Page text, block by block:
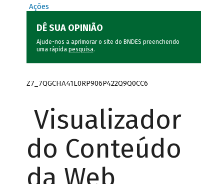
Ações
DÊ SUA OPINIÃO
Ajude-nos a aprimorar o site do BNDES preenchendo
uma rápida pesquisa.
Z7_7QGCHA41L0RP906P422Q9Q0CC6
Visualizador
do Conteúdo
da Web